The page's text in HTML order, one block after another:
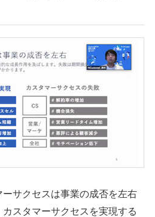
サクセスは事業の成否を左右
スタマーサクセスを実現する